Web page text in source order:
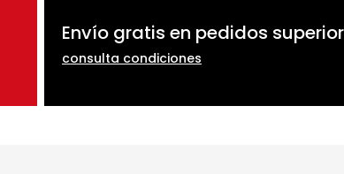
Envío gratis en pedidos
consulta condiciones